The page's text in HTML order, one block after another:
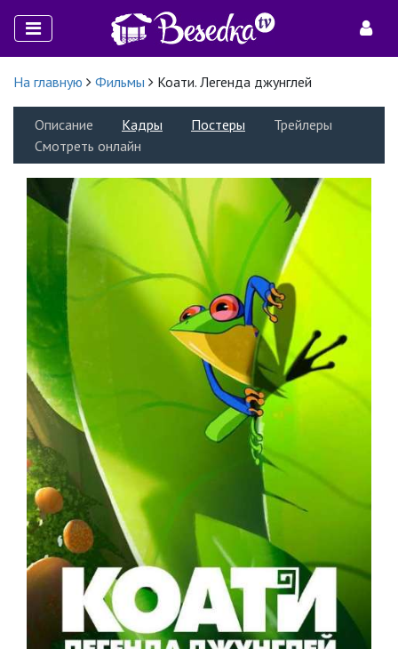
На главную Фильмы Коати. Легенда джунглей
Описание Кадры Постеры
Трейлеры
Смотреть онлайн